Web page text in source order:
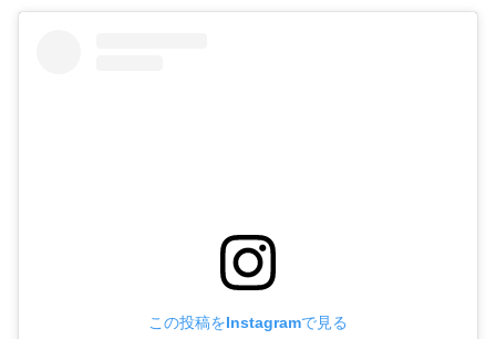
この投稿をInstagramで見る